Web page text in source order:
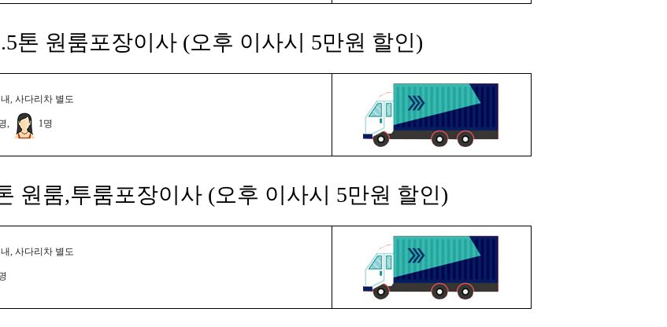
톤 원룸포장이사 (오후 이사시 5만원 할인)
, 사다리차 별도
, 1명
원룸,투룸포장이사 (오후 이사시 5만원 할인)
, 사다리차 별도